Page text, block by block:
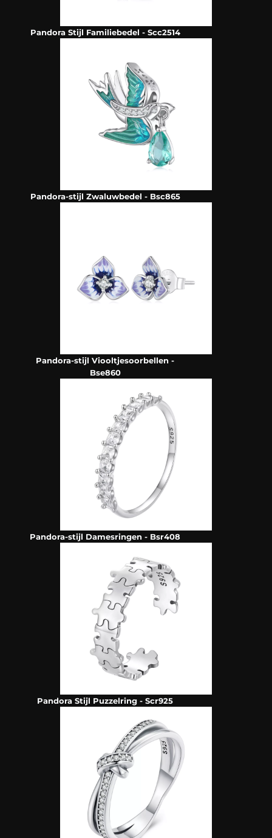
Pandora Stijl Familiebedel - Scc2514
Pandora-stijl Zwaluwbedel - Bsc865
Pandora-stijl Viooltjesoorbellen -
Bse860
Pandora-stijl Damesringen - Bsr408
Pandora Stijl Puzzelring - Scr925